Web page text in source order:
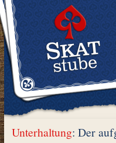
Unterhaltung: Der